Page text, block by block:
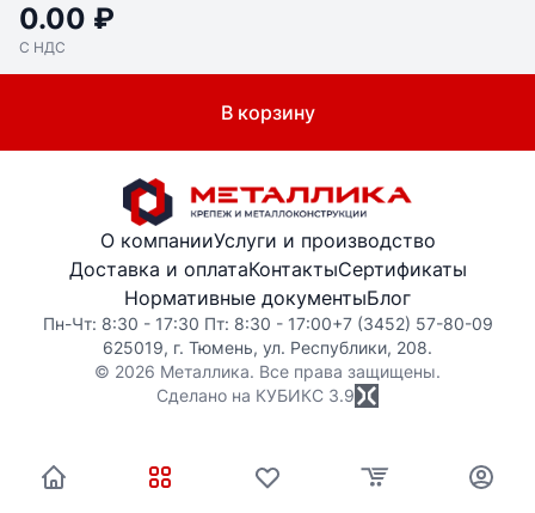
0.00 ₽
С НДС
В корзину
О компанииУслуги и производство
Доставка и оплатаКонтактыСертификаты
Нормативные документыБлог
Пн-Чт: 8:30 - 17:30 Пт: 8:30 - 17:00+7 (3452) 57-80-09
625019, г. Тюмень, ул. Республики, 208.
© 2026 Металлика. Все права защищены.
Сделано на КУБИКС 3.9